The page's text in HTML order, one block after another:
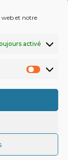
web et notre
activé
LÉGALES